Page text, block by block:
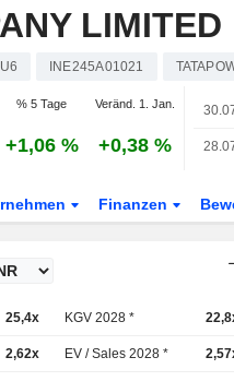
LIMITED
INE245A01021
% 5 Tage Veränd. 1. Jan.
+1,06 % +0,38 %
Finanzen
25,4x KGV 2028 *
2,62x EV / Sales 2028 *